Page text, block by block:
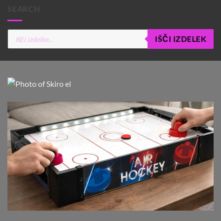
Products
search
IŠČI IZDELEK